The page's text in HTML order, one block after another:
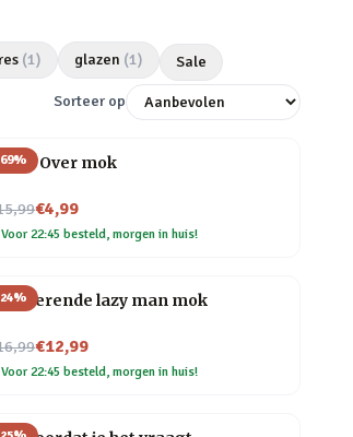
(1) glazen (1) Sale
Sorteer op
69% Over mok
voor€4,99
Voor 22:45 besteld, morgen in huis!
24% lazy man mok
voor€12,99
Voor 22:45 besteld, morgen in huis!